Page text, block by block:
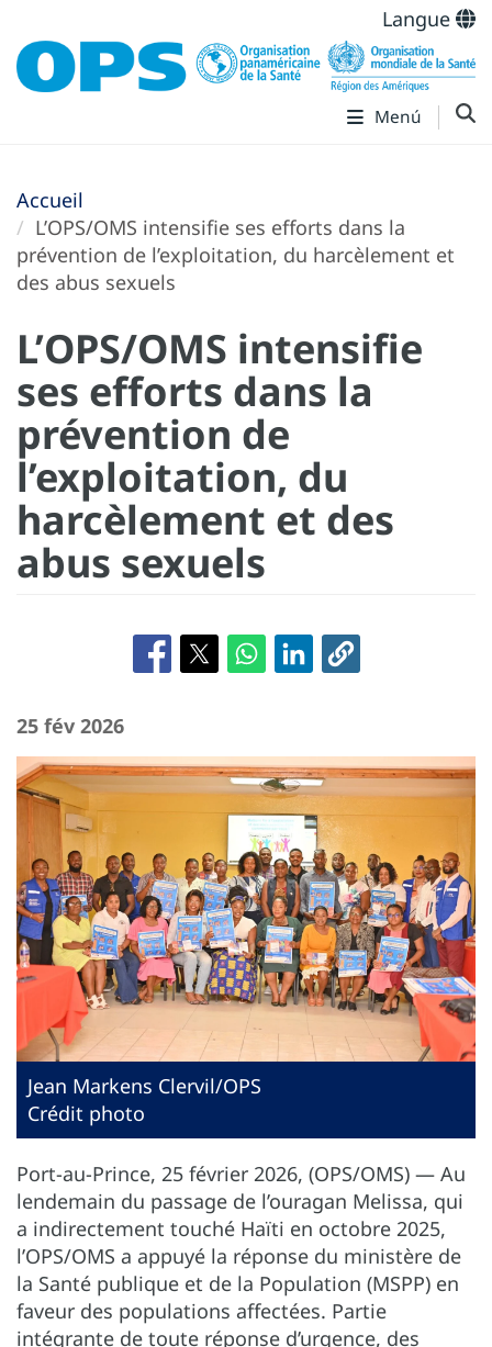
Langue
Menú
Accueil
L’OPS/OMS intensifie ses efforts dans la
prévention de l’exploitation, du harcèlement et
des abus sexuels
L’OPS/OMS intensifie
ses efforts dans la
prévention de
l’exploitation, du
harcèlement et des
abus sexuels
25 fév 2026
Jean Markens Clervil/OPS
Crédit photo
Port-au-Prince, 25 février 2026, (OPS/OMS) — Au
lendemain du passage de l’ouragan Melissa, qui
a indirectement touché Haïti en octobre 2025,
l’OPS/OMS a appuyé la réponse du ministère de
la Santé publique et de la Population (MSPP) en
faveur des populations affectées. Partie
intégrante de toute réponse d’urgence, des